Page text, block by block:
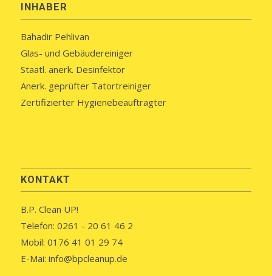
INHABER
Bahadir Pehlivan
Glas- und Gebäudereiniger
Staatl. anerk. Desinfektor
Anerk. geprüfter Tatortreiniger
Zertifizierter Hygienebeauftragter
KONTAKT
B.P. Clean UP!
Telefon: 0261 - 20 61 46 2
Mobil: 0176 41 01 29 74
E-Mai: info@bpcleanup.de